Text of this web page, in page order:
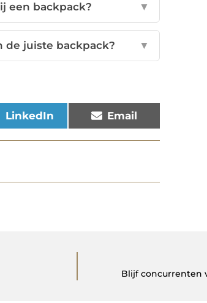
een backpack? ▼
de juiste backpack? ▼
LinkedIn Email
Blijf concurrenten